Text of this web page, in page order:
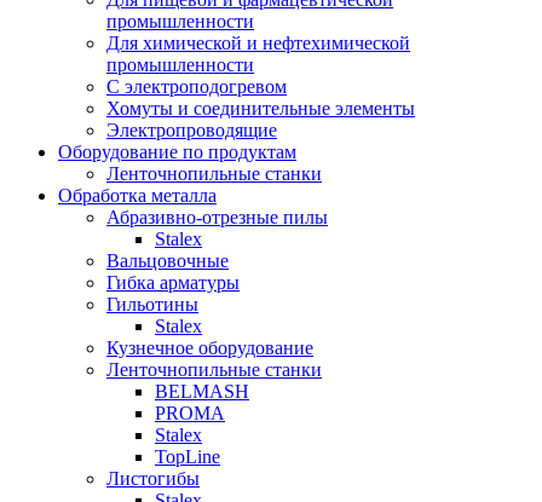
промышленности
Для химической и нефтехимической
промышленности
С электроподогревом
Хомуты и соединительные элементы
Электропроводящие
Оборудование по продуктам
Ленточнопильные станки
Обработка металла
Абразивно-отрезные пилы
Stalex
Вальцовочные
Гибка арматуры
Гильотины
Stalex
Кузнечное оборудование
Ленточнопильные станки
BELMASH
PROMA
Stalex
TopLine
Листогибы